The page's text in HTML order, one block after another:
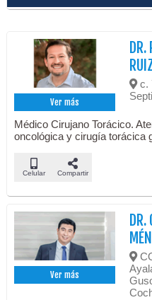
Ver más
DR.
c.
Médico Cirujano Torácico.
oncológica y cirugía torácica
Celular Compartir
Ver más
DR.